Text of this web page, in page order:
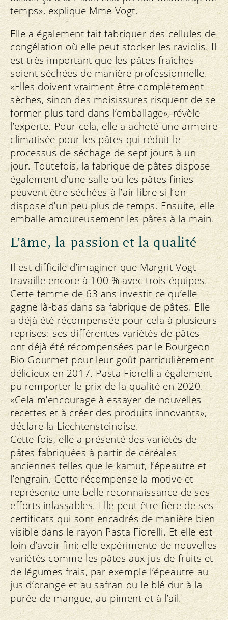
temps», explique Mme Vogt.
Elle a également fait fabriquer des cellules de
congélation où elle peut stocker les raviolis. Il
est très important que les pâtes fraîches
soient séchées de manière professionnelle.
«Elles doivent vraiment être complètement
sèches, sinon des moisissures risquent de se
former plus tard dans l’emballage», révèle
l’experte. Pour cela, elle a acheté une armoire
climatisée pour les pâtes qui réduit le
processus de séchage de sept jours à un
jour. Toutefois, la fabrique de pâtes dispose
également d’une salle où les pâtes finies
peuvent être séchées à l’air libre si l’on
dispose d’un peu plus de temps. Ensuite, elle
emballe amoureusement les pâtes à la main.
L’âme, la passion et la qualité
Il est difficile d’imaginer que Margrit Vogt
travaille encore à 100 % avec trois équipes.
Cette femme de 63 ans investit ce qu’elle
gagne là-bas dans sa fabrique de pâtes. Elle
a déjà été récompensée pour cela à plusieurs
reprises: ses différentes variétés de pâtes
ont déjà été récompensées par le Bourgeon
Bio Gourmet pour leur goût particulièrement
délicieux en 2017. Pasta Fiorelli a également
pu remporter le prix de la qualité en 2020.
«Cela m’encourage à essayer de nouvelles
recettes et à créer des produits innovants»,
déclare la Liechtensteinoise.
Cette fois, elle a présenté des variétés de
pâtes fabriquées à partir de céréales
anciennes telles que le kamut, l’épeautre et
l’engrain. Cette récompense la motive et
représente une belle reconnaissance de ses
efforts inlassables. Elle peut être fière de ses
certificats qui sont encadrés de manière bien
visible dans le rayon Pasta Fiorelli. Et elle est
loin d’avoir fini: elle expérimente de nouvelles
variétés comme les pâtes aux jus de fruits et
de légumes frais, par exemple l’épeautre au
jus d’orange et au safran ou le blé dur à la
purée de mangue, au piment et à l’ail.